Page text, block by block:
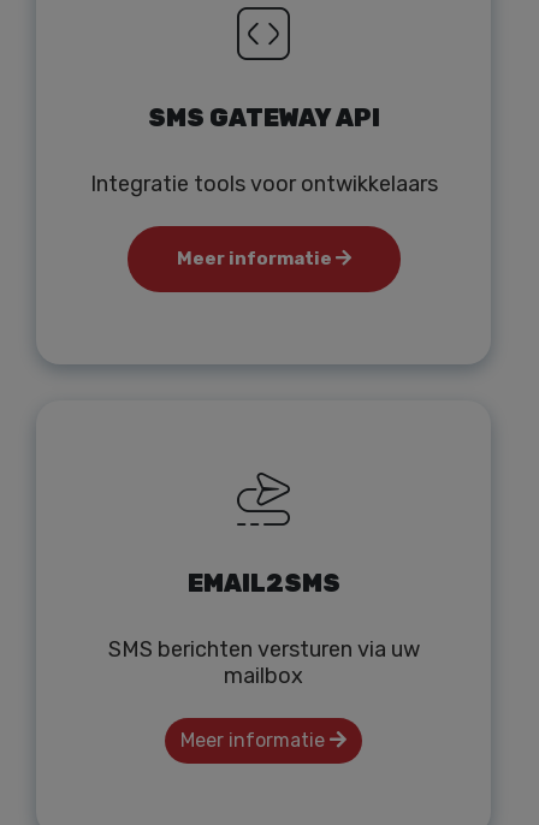
SMS GATEWAY API
Integratie tools voor ontwikkelaars
Meer informatie
EMAIL2SMS
SMS berichten versturen via uw
mailbox
Meer informatie